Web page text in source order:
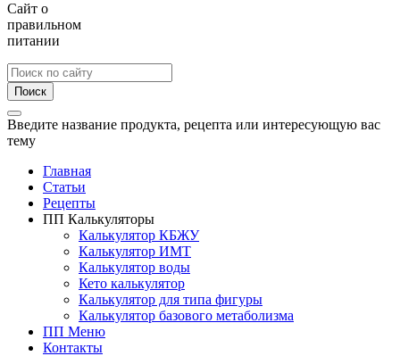
Сайт о
правильном
питании
Поиск
Введите название продукта, рецепта или интересующую вас
тему
Главная
Статьи
Рецепты
ПП Калькуляторы
Калькулятор КБЖУ
Калькулятор ИМТ
Калькулятор воды
Кето калькулятор
Калькулятор для типа фигуры
Калькулятор базового метаболизма
ПП Меню
Контакты